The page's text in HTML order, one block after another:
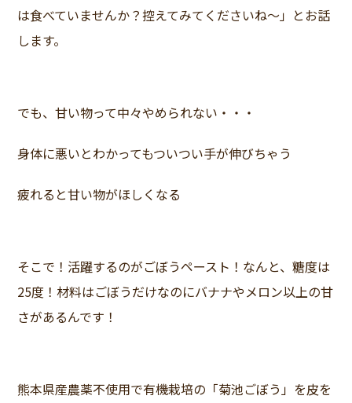
は食べていませんか？控えてみてくださいね～」とお話
します。
でも、甘い物って中々やめられない・・・
身体に悪いとわかってもついつい手が伸びちゃう
疲れると甘い物がほしくなる
そこで！活躍するのがごぼうペースト！なんと、糖度は
25度！材料はごぼうだけなのにバナナやメロン以上の甘
さがあるんです！
熊本県産農薬不使用で有機栽培の「菊池ごぼう」を皮を